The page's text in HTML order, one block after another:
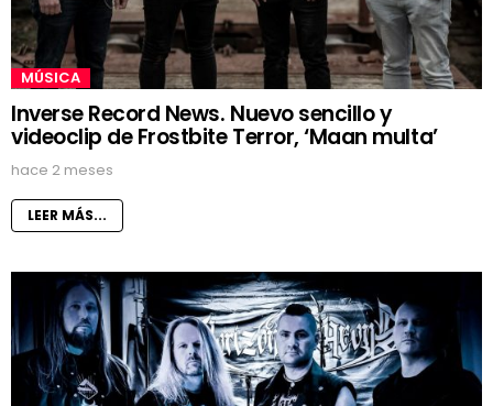
MÚSICA
Inverse Record News. Nuevo sencillo y
videoclip de Frostbite Terror, ‘Maan multa’
hace 2 meses
LEER MÁS...